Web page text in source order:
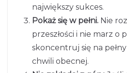
największy sukces.
Pokaż się w pełni. Nie
przeszłości i nie marz o
skoncentruj się na
chwili obecnej.